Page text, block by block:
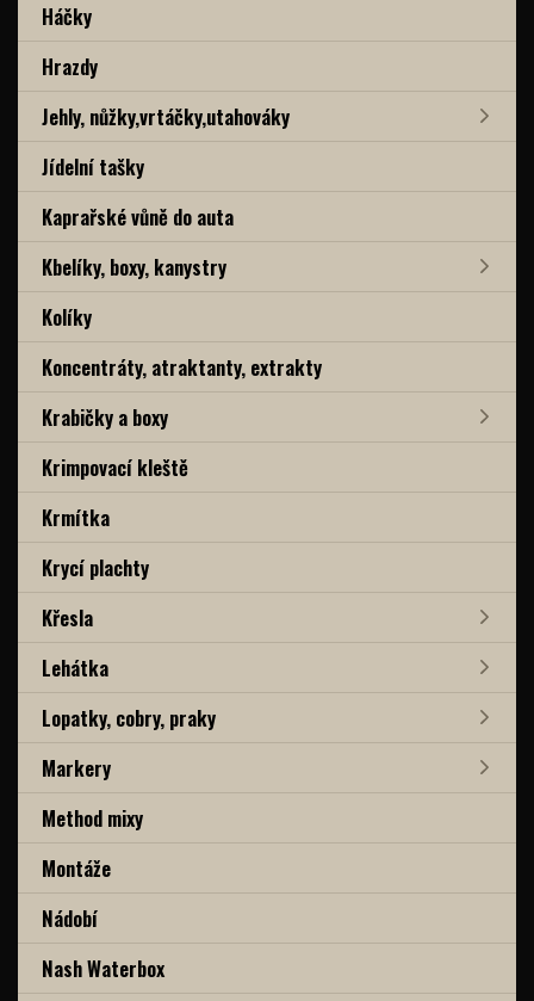
Háčky
Hrazdy
Jehly, nůžky,vrtáčky,utahováky
Jídelní tašky
Kaprařské vůně do auta
Kbelíky, boxy, kanystry
Kolíky
Koncentráty, atraktanty, extrakty
Krabičky a boxy
Krimpovací kleště
Krmítka
Krycí plachty
Křesla
Lehátka
Lopatky, cobry, praky
Markery
Method mixy
Montáže
Nádobí
Nash Waterbox